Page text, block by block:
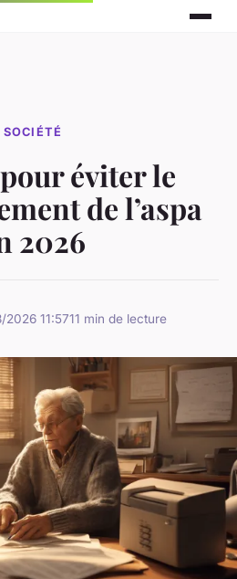
SOCIÉTÉ
éviter le
de l’aspa
2026
11:5711 min de lecture